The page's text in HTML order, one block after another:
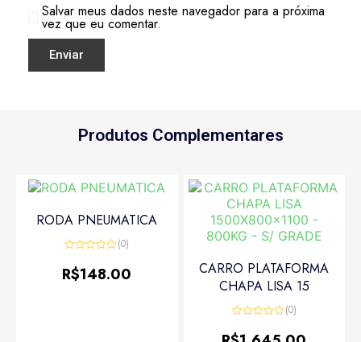
Salvar meus dados neste navegador para a próxima
vez que eu comentar.
Produtos Complementares
RODA PNEUMATICA
0
de
(0)
R$148.00
CARRO PLATAFORMA
CHAPA LISA 15
0
(0)